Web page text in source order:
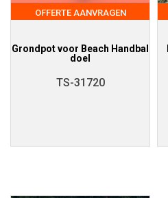
OFFERTE AANVRAGEN
Grondpot voor Beach Handbal
doel
TS-31720